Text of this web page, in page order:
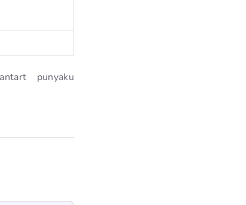
punyaku